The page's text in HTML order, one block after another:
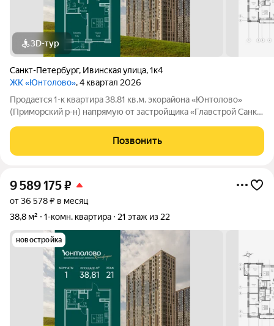
3D-тур
Санкт-Петербург, Ивинская улица,1к4
ЖК «Юнтолово», 4 квартал 2026
Продаeтся 1-к квартира 38.81 кв.м. экорайона «Юнтолово»
(Приморский р-н) напрямую от застройщика «Главстрой Санкт-
и спецпредложения. Стоимость квартиры в объявлении
указaнa co cкидкой. О
Позвонить
9 589 175₽
от 36 578 ₽ в месяц
38,8 м²
1-комн. квартира 21 этаж из 22
новостройка